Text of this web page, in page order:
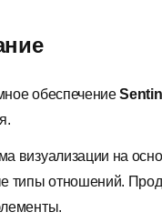
обеспечение
визуализации на
типы отношений.